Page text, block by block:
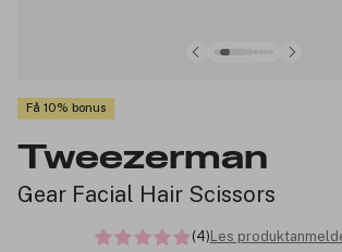
Få 10% bonus
Tweezerman
Gear Facial Hair Scissors
(4)Les